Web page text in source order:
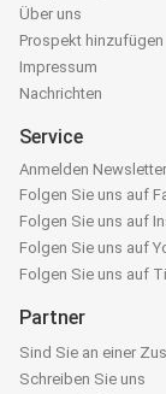
Über uns
Prospekt hinzufügen
Impressum
Nachrichten
Service
Anmelden Newsletter
Folgen Sie uns auf
Folgen Sie uns auf
Folgen Sie uns auf
Folgen Sie uns auf
Partner
Sind Sie an einer
Schreiben Sie uns